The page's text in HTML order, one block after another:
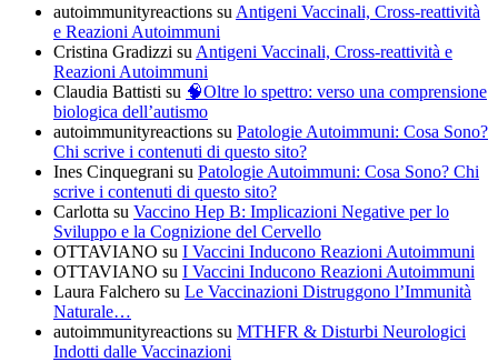
autoimmunityreactions su Antigeni Vaccinali, Cross-reattività
e Reazioni Autoimmuni
Cristina Gradizzi su Antigeni Vaccinali, Cross-reattività e
Reazioni Autoimmuni
Claudia Battisti su 🧠Oltre lo spettro: verso una comprensione
biologica dell’autismo
autoimmunityreactions su Patologie Autoimmuni: Cosa Sono?
Chi scrive i contenuti di questo sito?
Ines Cinquegrani su Patologie Autoimmuni: Cosa Sono? Chi
scrive i contenuti di questo sito?
Carlotta su Vaccino Hep B: Implicazioni Negative per lo
Sviluppo e la Cognizione del Cervello
OTTAVIANO su I Vaccini Inducono Reazioni Autoimmuni
OTTAVIANO su I Vaccini Inducono Reazioni Autoimmuni
Laura Falchero su Le Vaccinazioni Distruggono l’Immunità
Naturale…
autoimmunityreactions su MTHFR & Disturbi Neurologici
Indotti dalle Vaccinazioni